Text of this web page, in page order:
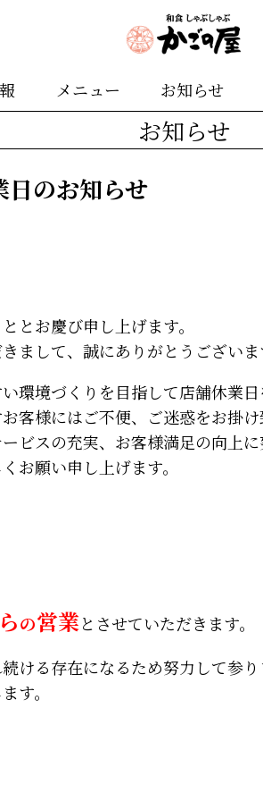
メニュー お知らせ
お知らせ
日のお知らせ
お慶び申し上げます。
まして、誠にありがとうございま
環境づくりを目指して店舗休業日
客様にはご不便、ご迷惑をお掛け
ビスの充実、お客様満足の向上に
お願い申し上げます。
の営業とさせていただきます。
ける存在になるため努力して参り
す。